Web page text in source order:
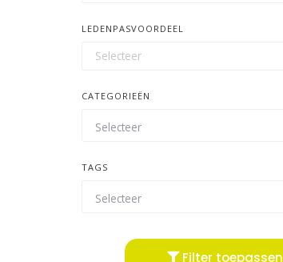
LEDENPASVOORDEEL
Selecteer
CATEGORIEËN
TAGS
Filter toepassen